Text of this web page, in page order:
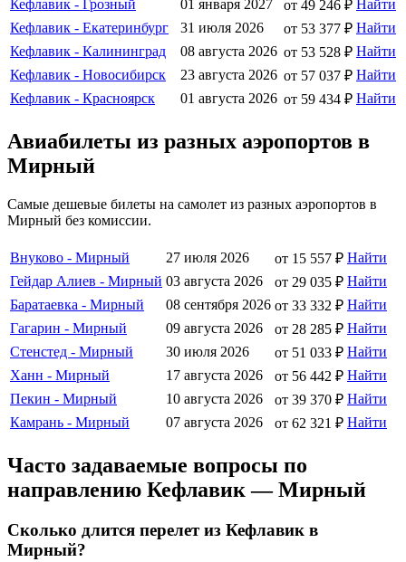
Кефлавик - Грозный
01 января 2027 от 49 246 ₽ Найти
Кефлавик - Екатеринбург
31 июля 2026 от 53 377 ₽ Найти
Кефлавик - Калининград
08 августа 2026 от 53 528 ₽ Найти
Кефлавик - Новосибирск
23 августа 2026 от 57 037 ₽ Найти
Кефлавик - Красноярск
01 августа 2026 от 59 434 ₽ Найти
Авиабилеты из разных аэропортов в
Мирный
Самые дешевые билеты на самолет из разных аэропортов в
Мирный без комиссии.
Внуково - Мирный 27 июля 2026 от 15 557 ₽ Найти
Гейдар Алиев - Мирный 03 августа 2026 от 29 035 ₽ Найти
Баратаевка - Мирный
08 сентября 2026 от 33 332 ₽ Найти
Гагарин - Мирный
09 августа 2026 от 28 285 ₽ Найти
Стенстед - Мирный
30 июля 2026 от 51 033 ₽ Найти
Ханн - Мирный
17 августа 2026 от 56 442 ₽ Найти
Пекин - Мирный
10 августа 2026 от 39 370 ₽ Найти
Камрань - Мирный
07 августа 2026 от 62 321 ₽ Найти
Часто задаваемые вопросы по
направлению Кефлавик — Мирный
Сколько длится перелет из Кефлавик в
Мирный?